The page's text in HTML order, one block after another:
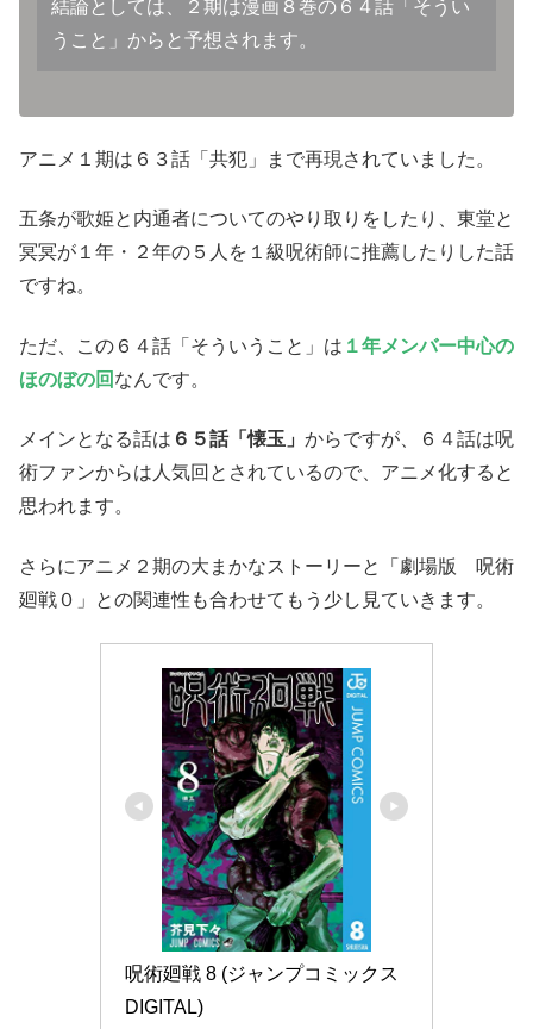
結論としては、２期は漫画８巻の６４話「そうい
うこと」からと予想されます。
アニメ１期は６３話「共犯」まで再現されていました。
五条が歌姫と内通者についてのやり取りをしたり、東堂と
冥冥が１年・２年の５人を１級呪術師に推薦したりした話
ですね。
ただ、この６４話「そういうこと」は １年メンバー中心の
ほのぼの回 なんです。
メインとなる話は ６５話「懐玉」 からですが、６４話は呪
術ファンからは人気回とされているので、アニメ化すると
思われます。
さらにアニメ２期の大まかなストーリーと「劇場版 呪術
廻戦０」との関連性も合わせてもう少し見ていきます。
呪術廻戦 8 (ジャンプコミックス
DIGITAL)